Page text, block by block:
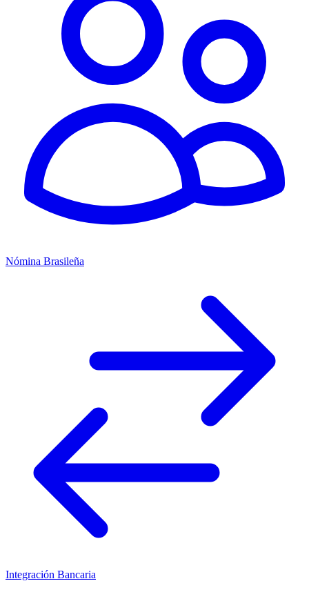
Nómina Brasileña
Integración Bancaria